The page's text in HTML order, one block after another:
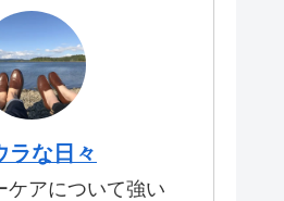
ラな日々
ケアについて強い